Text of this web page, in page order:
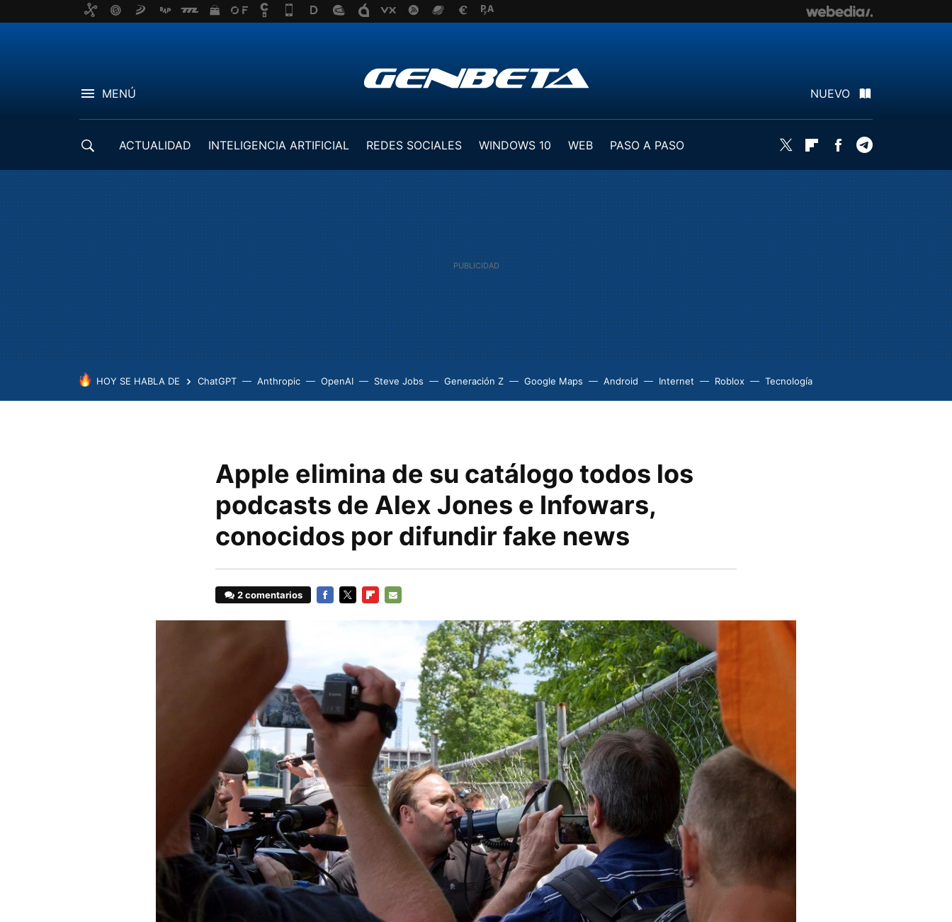
MENÚ NUEVO
ACTUALIDAD INTELIGENCIA ARTIFICIAL REDES SOCIALES WINDOWS 10 WEB
PASO A PASO
Twitter FlipboardFacebook
HOY SE HABLA DE ChatGPT Anthropic OpenAI Steve Jobs Generación Z Google Maps Android Internet Roblox Tecnología
Apple elimina de su catálogo todos los
podcasts de Alex Jones e Infowars,
conocidos por difundir fake news
2 comentarios